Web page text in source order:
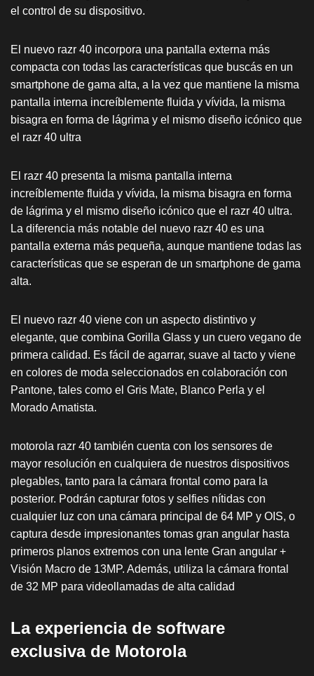
el control de su dispositivo.
El nuevo razr 40 incorpora una pantalla externa más
compacta con todas las características que buscás en un
smartphone de gama alta, a la vez que mantiene la misma
pantalla interna increíblemente fluida y vívida, la misma
bisagra en forma de lágrima y el mismo diseño icónico que
el razr 40 ultra
El razr 40 presenta la misma pantalla interna
increíblemente fluida y vívida, la misma bisagra en forma
de lágrima y el mismo diseño icónico que el razr 40 ultra.
La diferencia más notable del nuevo razr 40 es una
pantalla externa más pequeña, aunque mantiene todas las
características que se esperan de un smartphone de gama
alta.
El nuevo razr 40 viene con un aspecto distintivo y
elegante, que combina Gorilla Glass y un cuero vegano de
primera calidad. Es fácil de agarrar, suave al tacto y viene
en colores de moda seleccionados en colaboración con
Pantone, tales como el Gris Mate, Blanco Perla y el
Morado Amatista.
motorola razr 40 también cuenta con los sensores de
mayor resolución en cualquiera de nuestros dispositivos
plegables, tanto para la cámara frontal como para la
posterior. Podrán capturar fotos y selfies nítidas con
cualquier luz con una cámara principal de 64 MP y OIS, o
captura desde impresionantes tomas gran angular hasta
primeros planos extremos con una lente Gran angular +
Visión Macro de 13MP. Además, utiliza la cámara frontal
de 32 MP para videollamadas de alta calidad
La experiencia de software
exclusiva de Motorola